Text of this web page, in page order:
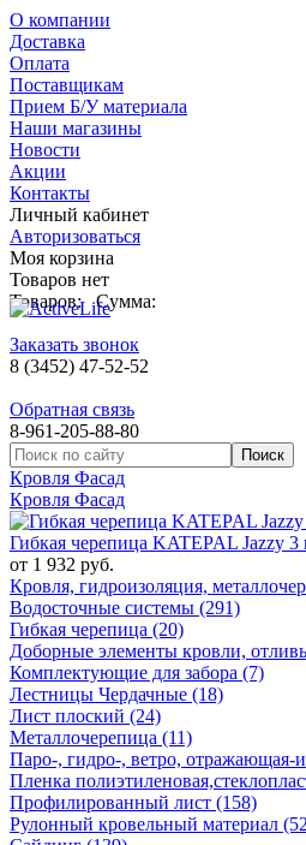
О компании
Доставка
Оплата
Поставщикам
Прием Б/У материала
Наши магазины
Новости
Акции
Контакты
Личный кабинет
Авторизоваться
Моя корзина
Товаров нет
Товаров: Сумма:
Заказать звонок
8 (3452) 47-52-52
Обратная связь
8-961-205-88-80
Кровля Фасад
Кровля Фасад
Гибкая черепица KATEPAL Jazzy 3
от 1 932 руб.
Кровля, гидроизоляция,
Водосточные системы (291)
Гибкая черепица (20)
Доборные элементы кровли,
Комплектующие для забора (7)
Лестницы Чердачные (18)
Лист плоский (24)
Металлочерепица (11)
Паро-, гидро-, ветро, отражающая-
Пленка
Профилированный лист (158)
Рулонный кровельный материал